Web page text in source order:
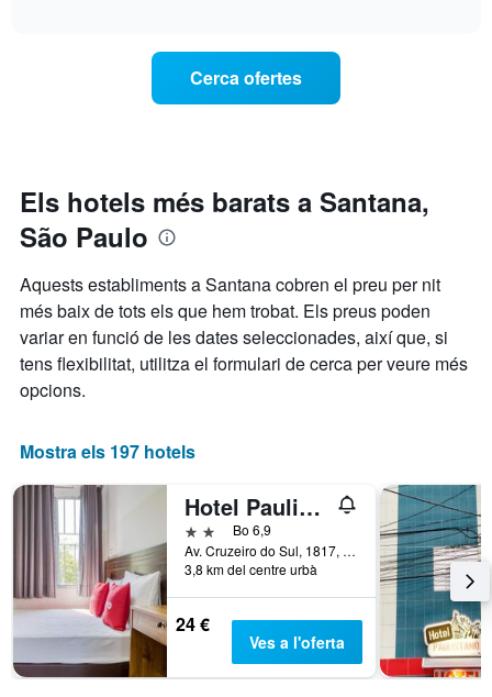
3
dies
d'hotel
per
estrelles.
gràfic
té
1
eix
Y
que
preu
d'una
habitació
per
aquest
cap
setmana,
trobat
en
s'acosta
la
data
de
El
gràfic
té
1
eix
X
el
nombre
de
dies
abans
l'estada
El
1
Cerca ofertes
Els hotels més barats a Santana,
São Paulo
Aquests establiments a Santana cobren el preu per nit
més baix de tots els que hem trobat. Els preus poden
variar en funció de les dates seleccionades, així que, si
tens flexibilitat, utilitza el formulari de cerca per veure més
opcions.
Mostra els 197 hotels
Hotel Paulistano Terminal Tietê
2 estrelles
Bo 6,9
Av. Cruzeiro do Sul, 1817, São Paulo, Brasil
3,8 km del centre urbà
24 €
Ves a l'oferta